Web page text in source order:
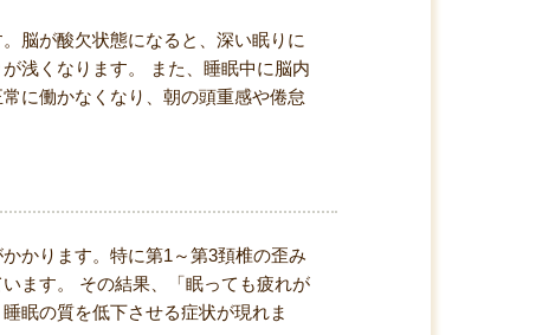
脳が酸欠状態になると、深い眠りに
浅くなります。 また、睡眠中に脳内
に働かなくなり、朝の頭重感や倦怠
かります。特に第1～第3頚椎の歪み
ます。 その結果、「眠っても疲れが
眠の質を低下させる症状が現れま